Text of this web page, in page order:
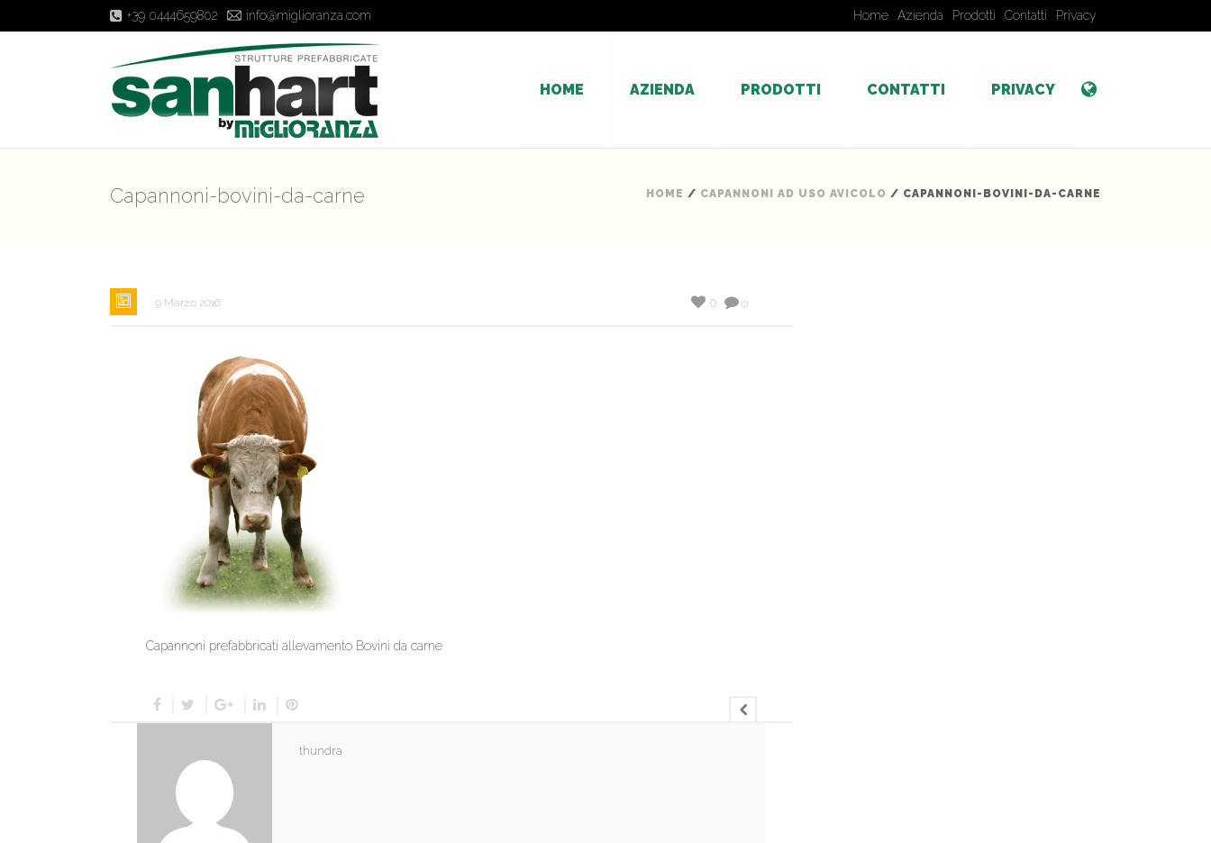
+39 0444659802 info@miglioranza.com Home Azienda Prodotti Contatti Privacy
HOME AZIENDA PRODOTTI CONTATTI PRIVACY
Capannoni-bovini-da-carne HOME / CAPANNONI AD USO AVICOLO / CAPANNONI-BOVINI-DA-CARNE
9 Marzo 2016 0
0
Capannoni prefabbricati allevamento Bovini da carne
thundra